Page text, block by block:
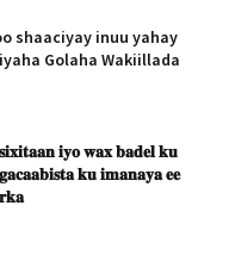
shaaciyay inuu yahay
Golaha Wakiillada
𝐢𝐲𝐨 𝐰𝐚𝐱 𝐛𝐚𝐝𝐞𝐥 𝐤𝐮
𝐤𝐮 𝐢𝐦𝐚𝐧𝐚𝐲𝐚 𝐞𝐞